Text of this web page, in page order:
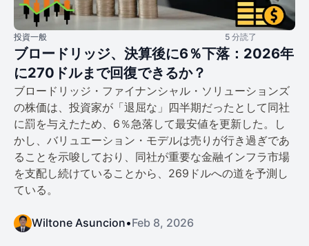
投資一般 5 分読了
ブロードリッジ、決算後に6％下落：2026年
に270ドルまで回復できるか？
ブロードリッジ・ファイナンシャル・ソリューションズ
の株価は、投資家が「退屈な」四半期だったとして同社
に罰を与えたため、6％急落して最安値を更新した。し
かし、バリュエーション・モデルは売りが行き過ぎであ
ることを示唆しており、同社が重要な金融インフラ市場
を支配し続けていることから、269ドルへの道を予測し
ている。
Wiltone Asuncion•Feb 8, 2026